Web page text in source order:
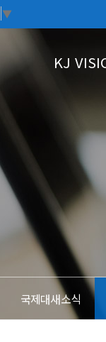
▼
KJ
KJ
대학
대학개요
총장인사말
열린총장실
설립이념
대학연혁
UI
대학
학사정보
학생상담
수강신청
학사안내
홍보실
Focus
커뮤
국제대
자료실
국제대새소식